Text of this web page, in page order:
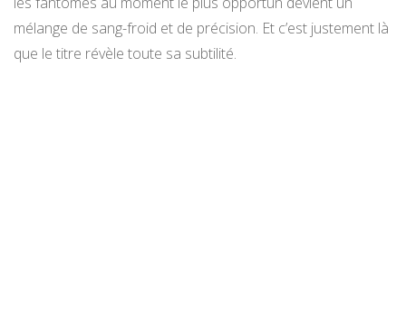
mélange de sang-froid et de précision. Et c’est justement là
que le titre révèle toute sa subtilité.